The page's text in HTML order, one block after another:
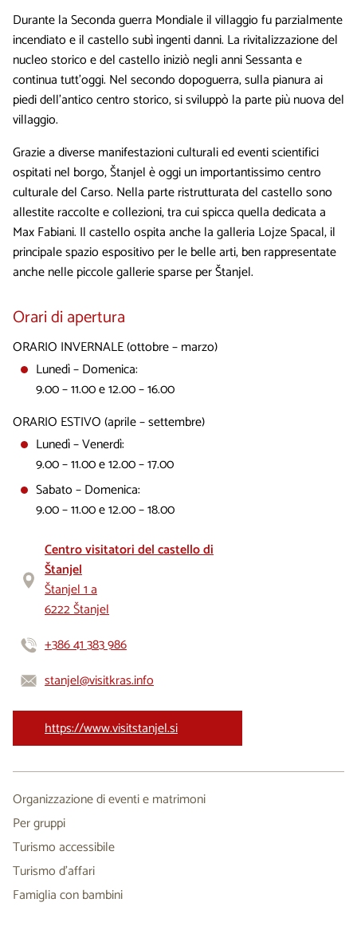
Durante la Seconda guerra Mondiale il villaggio fu parzialmente
incendiato e il castello subì ingenti danni. La rivitalizzazione del
nucleo storico e del castello iniziò negli anni Sessanta e
continua tutt’oggi. Nel secondo dopoguerra, sulla pianura ai
piedi dell’antico centro storico, si sviluppò la parte più nuova del
villaggio.
Grazie a diverse manifestazioni culturali ed eventi scientifici
ospitati nel borgo, Štanjel è oggi un importantissimo centro
culturale del Carso. Nella parte ristrutturata del castello sono
allestite raccolte e collezioni, tra cui spicca quella dedicata a
Max Fabiani. Il castello ospita anche la galleria Lojze Spacal, il
principale spazio espositivo per le belle arti, ben rappresentate
anche nelle piccole gallerie sparse per Štanjel.
Orari di apertura
ORARIO INVERNALE (ottobre – marzo)
Lunedì – Domenica:
9.00 – 11.00 e 12.00 – 16.00
ORARIO ESTIVO (aprile – settembre)
Lunedì – Venerdì:
9.00 – 11.00 e 12.00 – 17.00
Sabato – Domenica:
9.00 – 11.00 e 12.00 – 18.00
Centro visitatori del castello di
Štanjel
Štanjel 1 a
6222 Štanjel
+386 41 383 986
stanjel@visitkras.info
https://www.visitstanjel.si
Organizzazione di eventi e matrimoni
Per gruppi
Turismo accessibile
Turismo d’affari
Famiglia con bambini